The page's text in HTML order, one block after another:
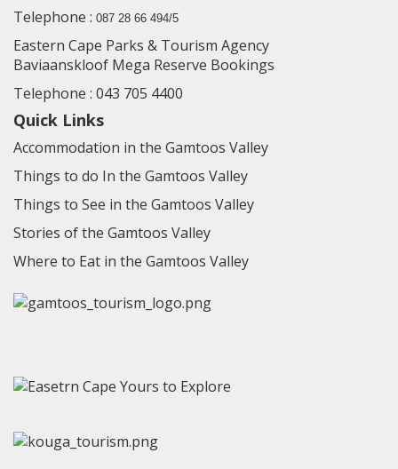
Telephone : 087 28 66 494/5
Eastern Cape Parks & Tourism Agency
Baviaanskloof Mega Reserve Bookings
Telephone : 043 705 4400
Quick Links
Accommodation in the Gamtoos Valley
Things to do In the Gamtoos Valley
Things to See in the Gamtoos Valley
Stories of the Gamtoos Valley
Where to Eat in the Gamtoos Valley